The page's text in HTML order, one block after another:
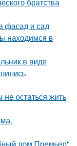
братства
фасад и сад
находимся в
в виде
остаться жить